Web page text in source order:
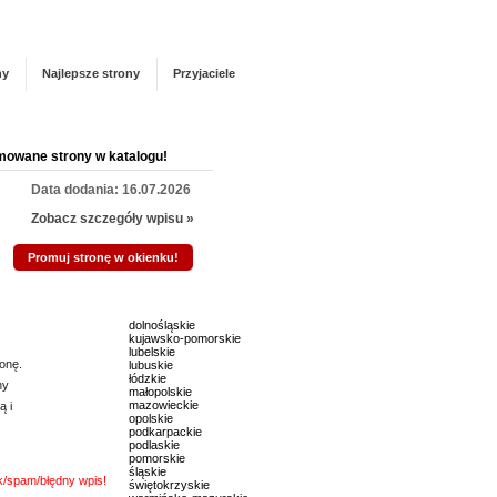
Najlepsze strony Przyjaciele
strony w katalogu!
Data dodania: 16.07.2026
Zobacz szczegóły wpisu »
Promuj stronę w okienku!
Data dodania: 22.07.2026
Zobacz szczegóły wpisu »
Promuj stronę w okienku!
strony w katalogu!
dolnośląskie
kujawsko-pomorskie
lubelskie
lubuskie
łódzkie
małopolskie
mazowieckie
opolskie
podkarpackie
podlaskie
pomorskie
śląskie
świętokrzyskie
i
spam/błędny wpis!